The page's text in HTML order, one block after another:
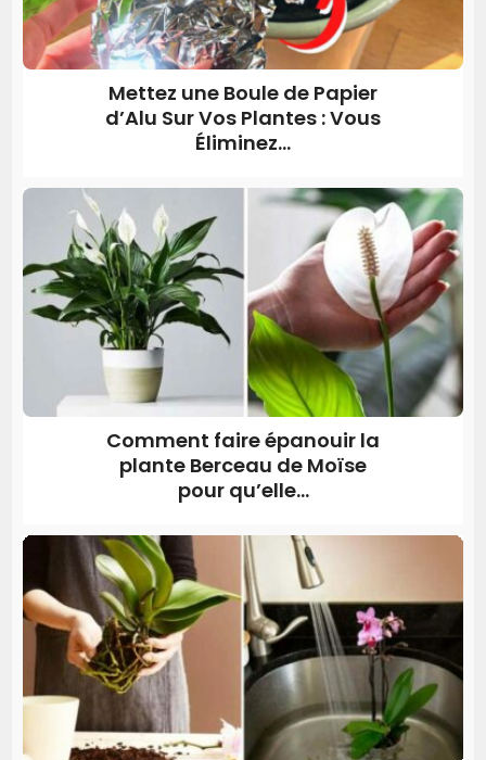
Mettez une Boule de Papier
d’Alu Sur Vos Plantes : Vous
Éliminez...
Comment faire épanouir la
plante Berceau de Moïse
pour qu’elle...